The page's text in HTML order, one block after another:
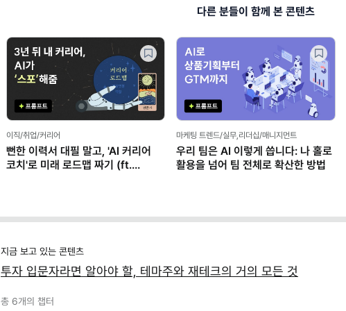
다른 분들이 함께 본 콘텐츠
이직/취업/커리어
뻔한 이력서 대필 말고, 'AI 커리어
코치'로 미래 로드맵 짜기 (ft.
마케팅 트렌드/실무,리더십/매니지먼트
우리 팀은 AI 이렇게 씁니다: 나 홀로
활용을 넘어 팀 전체로 확산한 방법
지금 보고 있는 콘텐츠
투자 입문자라면 알아야 할, 테마주와 재테크의 거의 모든 것
총 6개의 챕터